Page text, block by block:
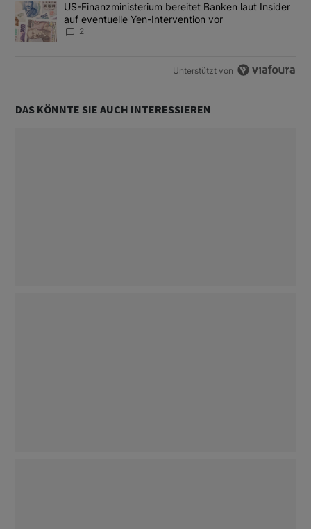
Ein Trendartikel mit dem Titel "US-Finanzministerium bereitet
US-Finanzministerium bereitet Banken laut Insider
auf eventuelle Yen-Intervention vor
2
Unterstützt von
DAS KÖNNTE SIE AUCH INTERESSIEREN